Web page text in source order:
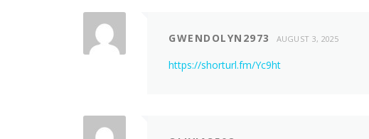
GWENDOLYN2973 AUGUST 3, 2025
https://shorturl.fm/Yc9ht